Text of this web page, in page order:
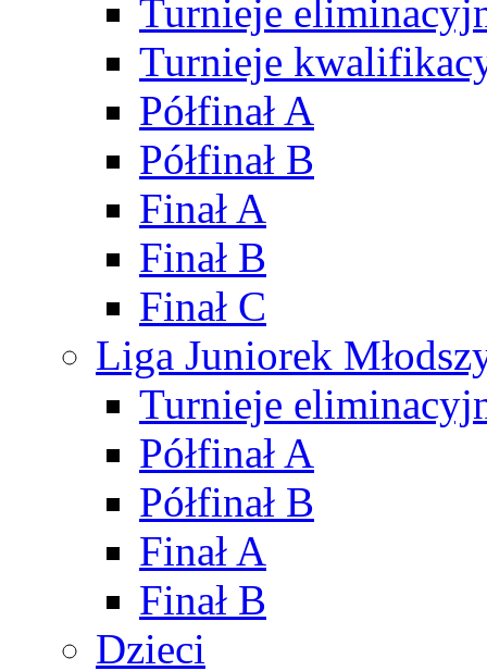
Turnieje
Turnieje
Półfinał A
Półfinał B
Finał A
Finał B
Finał C
Liga Juniorek
Turnieje
Półfinał A
Półfinał B
Finał A
Finał B
Dzieci